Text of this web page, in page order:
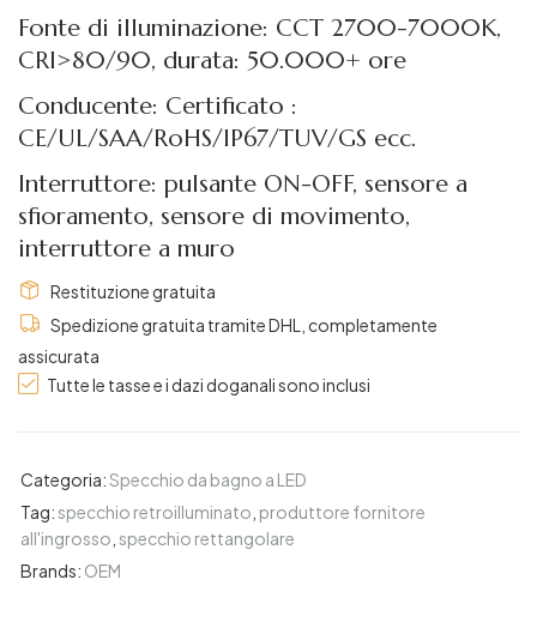
Fonte di illuminazione: CCT 2700-7000K,
CRI>80/90, durata: 50.000+ ore
Conducente: Certificato :
CE/UL/SAA/RoHS/IP67/TUV/GS ecc.
Interruttore: pulsante ON-OFF, sensore a
sfioramento, sensore di movimento,
interruttore a muro
Restituzione gratuita
Spedizione gratuita tramite DHL, completamente
assicurata
Tutte le tasse e i dazi doganali sono inclusi
Categoria:Specchio da bagno a LED
Tag: specchio retroilluminato produttore fornitore
all'ingrosso specchio rettangolare
Brands: OEM